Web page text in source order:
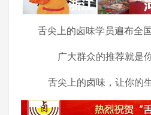
舌尖上的卤味学员遍布全
广大群众的推荐就是
舌尖上的卤味，让你的